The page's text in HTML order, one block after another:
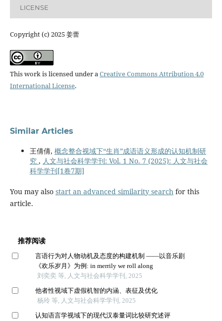
LICENSE
Copyright (c) 2025 姜蕾
This work is licensed under aCreative Commons Attribution 4.0
International License.
Similar Articles
王倩倩, 概念整合视域下“生肖”成语语义形成的认知机制研
究 , 人文与社会科学学刊: Vol. 1 No. 7 (2025): 人文与社会
科学学刊[1卷7期]
You may also start an advanced similarity searchfor this
article.
推荐阅读
言语行为对人物动机及态度的构建机制 ——以音乐剧
《欢乐岁月》为例: in merrily we roll along
刘奕奕 等, 人文与社会科学学刊, 2025
他者性视域下虚假机智的内涵、表征及优化
杨玲 等, 人文与社会科学学刊, 2025
认知语言学视域下的现代汉泰量词比较研究述评